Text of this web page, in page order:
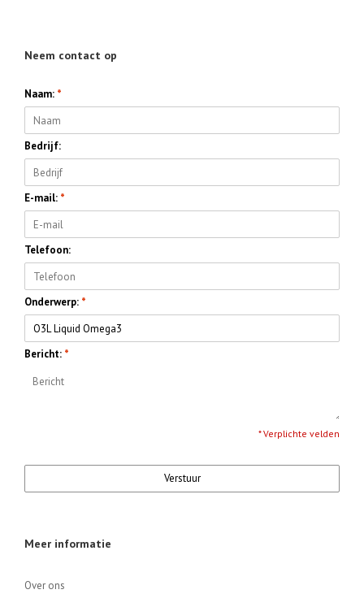
Neem contact op
Naam: *
Bedrijf:
E-mail: *
Telefoon:
Onderwerp: *
Bericht: *
* Verplichte velden
Verstuur
Meer informatie
Over ons